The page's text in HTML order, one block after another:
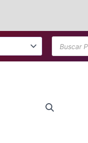
Búsqueda
de
productos